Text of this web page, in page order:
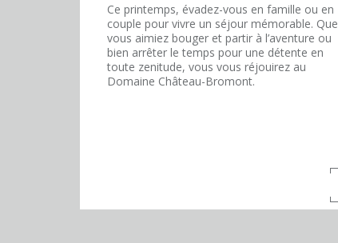
Ce printemps, évadez-vous en famille ou en
couple pour vivre un séjour mémorable. Que
vous aimiez bouger et partir à l’aventure ou
bien arrêter le temps pour une détente en
toute zenitude, vous vous réjouirez au
Domaine Château-Bromont.